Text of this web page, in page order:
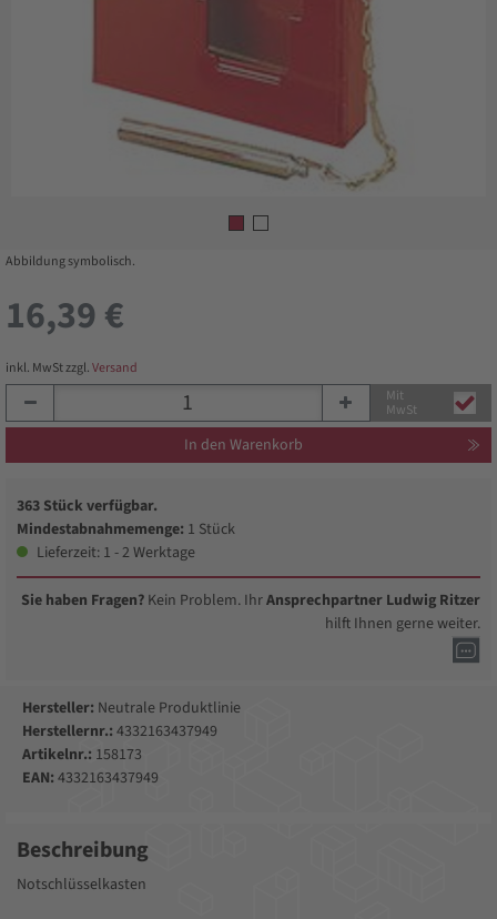
Abbildung symbolisch.
16,39 €
inkl. MwSt zzgl.Versand
Mit
MwSt
In den Warenkorb
363 Stück verfügbar.
Mindestabnahmemenge: 1 Stück
Lieferzeit: 1 - 2 Werktage
Sie haben Fragen? Kein Problem. IhrAnsprechpartner Ludwig Ritzer
hilft Ihnen gerne weiter.
Hersteller: Neutrale Produktlinie
Herstellernr.: 4332163437949
Artikelnr.: 158173
EAN: 4332163437949
Beschreibung
Notschlüsselkasten